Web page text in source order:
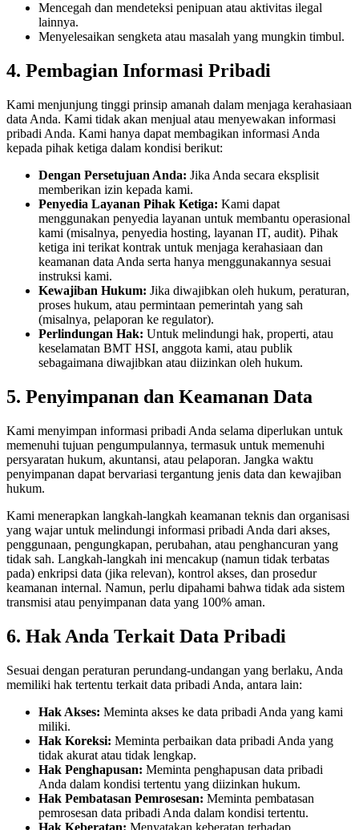
Mencegah dan mendeteksi penipuan atau aktivitas ilegal
lainnya.
Menyelesaikan sengketa atau masalah yang mungkin timbul.
4. Pembagian Informasi Pribadi
Kami menjunjung tinggi prinsip amanah dalam menjaga kerahasiaan
data Anda. Kami tidak akan menjual atau menyewakan informasi
pribadi Anda. Kami hanya dapat membagikan informasi Anda
kepada pihak ketiga dalam kondisi berikut:
Dengan Persetujuan Anda: Jika Anda secara eksplisit
memberikan izin kepada kami.
Penyedia Layanan Pihak Ketiga: Kami dapat
menggunakan penyedia layanan untuk membantu operasional
kami (misalnya, penyedia hosting, layanan IT, audit). Pihak
ketiga ini terikat kontrak untuk menjaga kerahasiaan dan
keamanan data Anda serta hanya menggunakannya sesuai
instruksi kami.
Kewajiban Hukum: Jika diwajibkan oleh hukum, peraturan,
proses hukum, atau permintaan pemerintah yang sah
(misalnya, pelaporan ke regulator).
Perlindungan Hak: Untuk melindungi hak, properti, atau
keselamatan BMT HSI, anggota kami, atau publik
sebagaimana diwajibkan atau diizinkan oleh hukum.
5. Penyimpanan dan Keamanan Data
Kami menyimpan informasi pribadi Anda selama diperlukan untuk
memenuhi tujuan pengumpulannya, termasuk untuk memenuhi
persyaratan hukum, akuntansi, atau pelaporan. Jangka waktu
penyimpanan dapat bervariasi tergantung jenis data dan kewajiban
hukum.
Kami menerapkan langkah-langkah keamanan teknis dan organisasi
yang wajar untuk melindungi informasi pribadi Anda dari akses,
penggunaan, pengungkapan, perubahan, atau penghancuran yang
tidak sah. Langkah-langkah ini mencakup (namun tidak terbatas
pada) enkripsi data (jika relevan), kontrol akses, dan prosedur
keamanan internal. Namun, perlu dipahami bahwa tidak ada sistem
transmisi atau penyimpanan data yang 100% aman.
6. Hak Anda Terkait Data Pribadi
Sesuai dengan peraturan perundang-undangan yang berlaku, Anda
memiliki hak tertentu terkait data pribadi Anda, antara lain:
Hak Akses: Meminta akses ke data pribadi Anda yang kami
miliki.
Hak Koreksi: Meminta perbaikan data pribadi Anda yang
tidak akurat atau tidak lengkap.
Hak Penghapusan: Meminta penghapusan data pribadi
Anda dalam kondisi tertentu yang diizinkan hukum.
Hak Pembatasan Pemrosesan: Meminta pembatasan
pemrosesan data pribadi Anda dalam kondisi tertentu.
Hak Keberatan: Menyatakan keberatan terhadap